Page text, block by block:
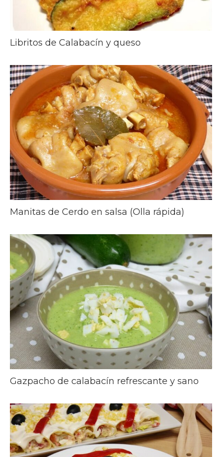
Libritos de Calabacín y queso
Manitas de Cerdo en salsa (Olla rápida)
Gazpacho de calabacín refrescante y sano